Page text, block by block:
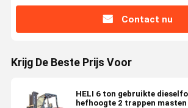
Contact nu
Krijg De Beste Prijs Voor
HELI 6 ton gebruikte
hefhoogte 2 trappen masten